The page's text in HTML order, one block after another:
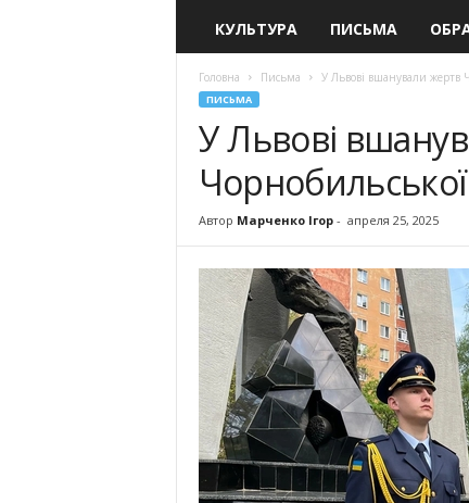
КУЛЬТУРА ПИСЬМА
Головна Письма У Львові вшанували жертв
ПИСЬМА
У Львові
Чорнобильської
Автор Марченко Ігор- апреля 25, 2025